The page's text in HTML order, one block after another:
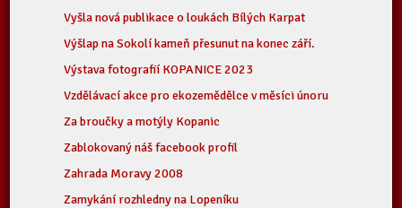
Vyšla nová publikace o loukách Bílých Karpat
Výšlap na Sokolí kameň přesunut na konec září.
Výstava fotografií KOPANICE 2023
Vzdělávací akce pro ekozemědělce v měsíci únoru
Za broučky a motýly Kopanic
Zablokovaný náš facebook profil
Zahrada Moravy 2008
Zamykání rozhledny na Lopeníku